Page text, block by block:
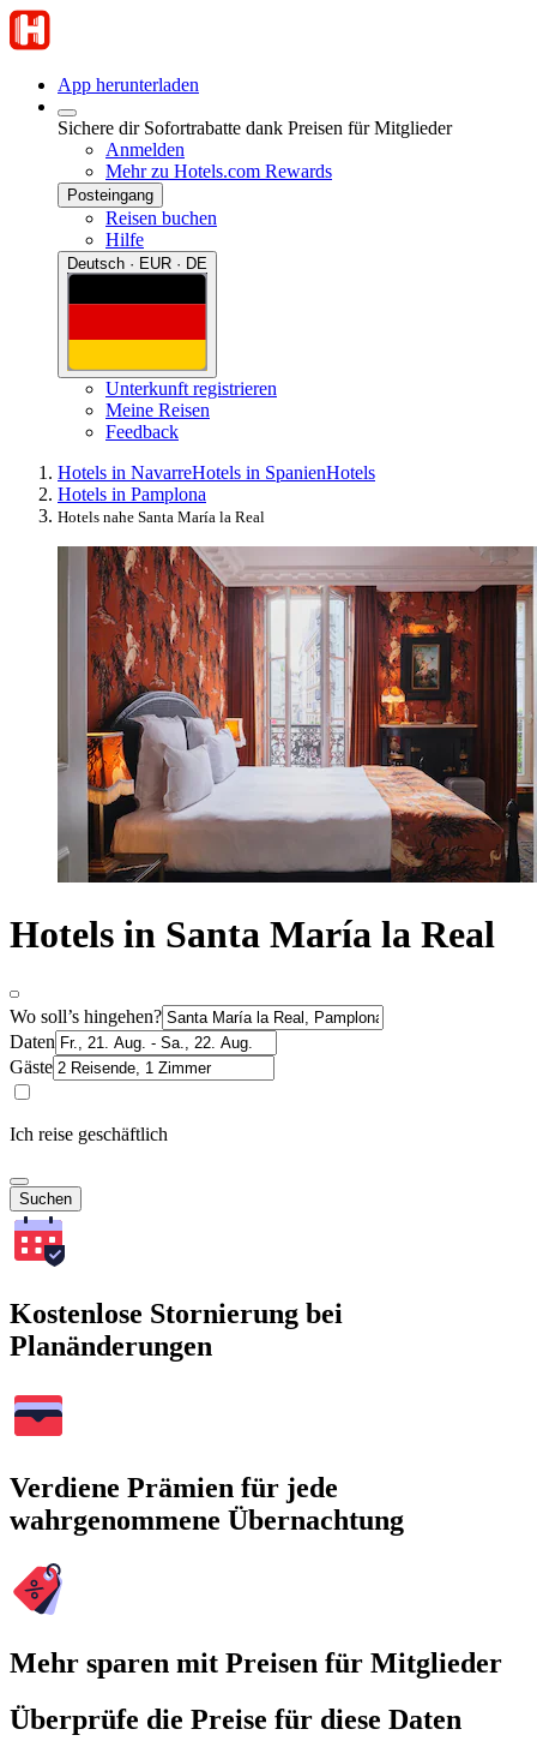
App herunterladen
Sichere dir Sofortrabatte dank Preisen für Mitglieder
Anmelden
Mehr zu Hotels.com Rewards
Posteingang
Reisen buchen
Hilfe
Deutsch · EUR · DE
Unterkunft registrieren
Meine Reisen
Feedback
Hotels in NavarreHotels in SpanienHotels
Hotels in Pamplona
Hotels nahe Santa María la Real
Hotels in Santa María la Real
Wo soll’s hingehen?
Daten
Gäste
Ich reise geschäftlich
Suchen
Kostenlose Stornierung bei
Planänderungen
Verdiene Prämien für jede
wahrgenommene Übernachtung
Mehr sparen mit Preisen für Mitglieder
Überprüfe die Preise für diese Daten